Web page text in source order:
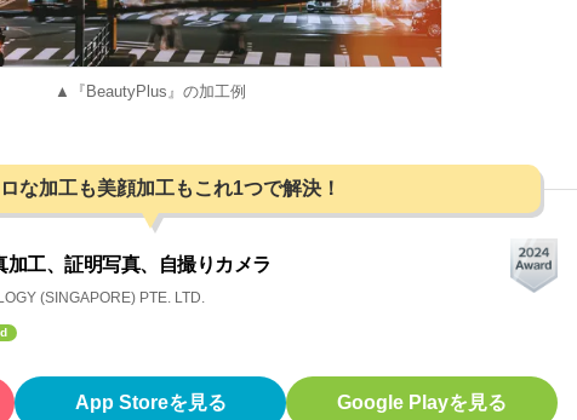
▲『BeautyPlus』の加工例
な加工も美顔加工もこれ1つで解決！
加工、証明写真、自撮りカメラ
(SINGAPORE) PTE. LTD.
App Storeを見る Google Playを見る